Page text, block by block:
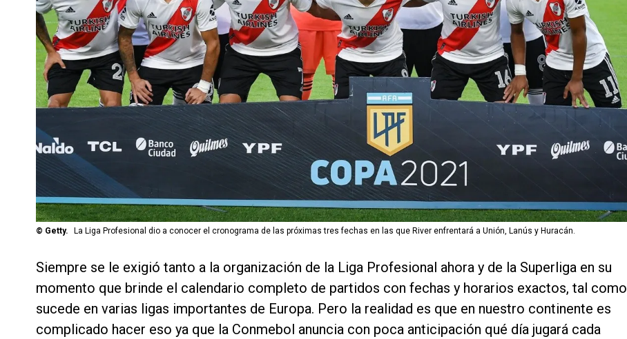
© Getty. La Liga Profesional dio a conocer el cronograma de las próximas tres fechas en las que River enfrentará a Unión, Lanús y Huracán.
Siempre se le exigió tanto a la organización de la Liga Profesional ahora y de la Superliga en su
momento que brinde el calendario completo de partidos con fechas y horarios exactos, tal como
sucede en varias ligas importantes de Europa. Pero la realidad es que en nuestro continente es
complicado hacer eso ya que la Conmebol anuncia con poca anticipación qué día jugará cada